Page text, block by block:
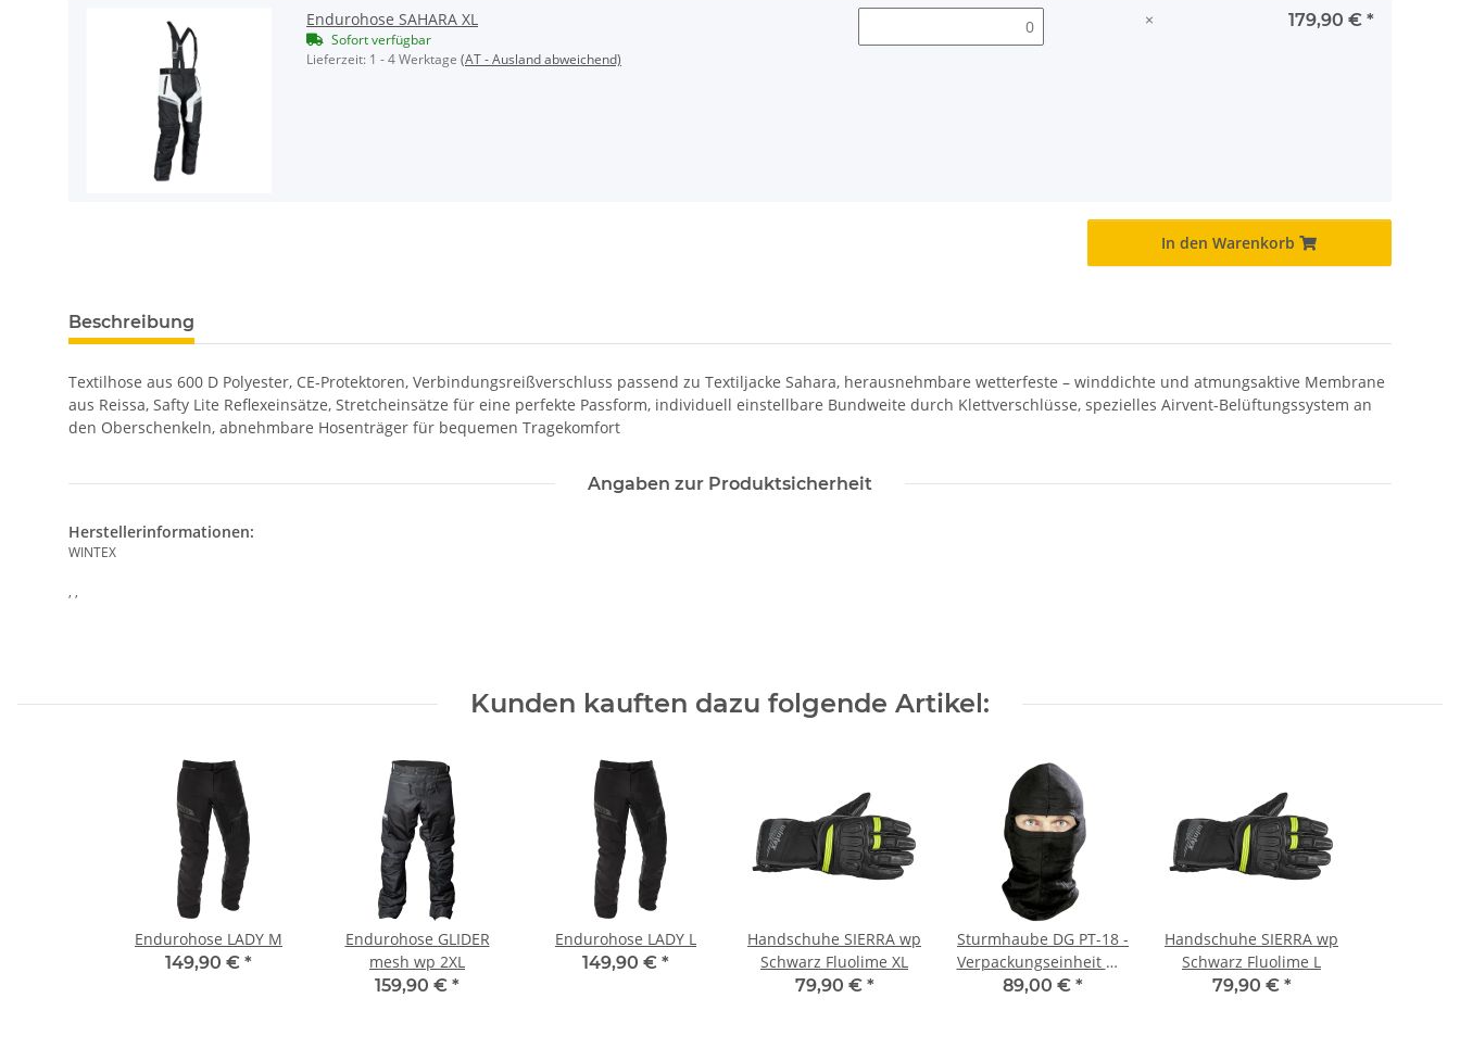
Endurohose SAHARA XL
Sofort verfügbar
Lieferzeit: 1 - 4 Werktage (AT - Ausland abweichend)
× 179,90 € *
In den Warenkorb
Beschreibung
Textilhose aus 600 D Polyester, CE-Protektoren, Verbindungsreißverschluss passend zu Textiljacke Sahara, herausnehmbare wetterfeste – winddichte und atmungsaktive Membrane
aus Reissa, Safty Lite Reflexeinsätze, Stretcheinsätze für eine perfekte Passform, individuell einstellbare Bundweite durch Klettverschlüsse, spezielles Airvent-Belüftungssystem an
den Oberschenkeln, abnehmbare Hosenträger für bequemen Tragekomfort
Angaben zur Produktsicherheit
Herstellerinformationen:
WINTEX
, ,
Kunden kauften dazu folgende Artikel:
Endurohose LADY M
149,90 € *
Endurohose GLIDER
mesh wp 2XL
159,90 € *
Endurohose LADY L
149,90 € *
Handschuhe SIERRA wp
Schwarz Fluolime XL
79,90 € *
Sturmhaube DG PT-18 -
Verpackungseinheit mit
10 Stück 1
89,00 € *
Handschuhe SIERRA wp
Schwarz Fluolime L
79,90 € *